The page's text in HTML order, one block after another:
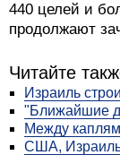
440 целей и
продолжают
Читайте
Израиль
"Ближайшие
Между
США,